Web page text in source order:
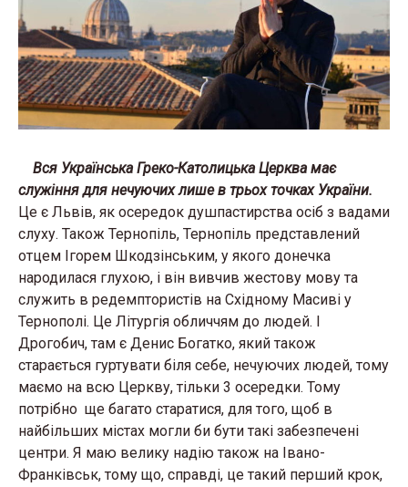
Вся Українська Греко-Католицька Церква має
служіння для нечуючих лише в трьох точках України.
Це є Львів, як осередок душпастирства осіб з вадами
слуху. Також Тернопіль, Тернопіль представлений
отцем Ігорем Шкодзінським, у якого донечка
народилася глухою, і він вивчив жестову мову та
служить в редемптористів на Східному Масиві у
Тернополі. Це Літургія обличчям до людей. І
Дрогобич, там є Денис Богатко, який також
старається гуртувати біля себе, нечуючих людей, тому
маємо на всю Церкву, тільки 3 осередки. Тому
потрібно ще багато старатися, для того, щоб в
найбільших містах могли би бути такі забезпечені
центри. Я маю велику надію також на Івано-
Франківськ, тому що, справді, це такий перший крок,